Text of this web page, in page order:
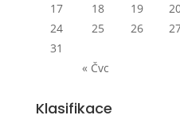
17
18 19
24
25 26
31
« Čvc
Klasifikace